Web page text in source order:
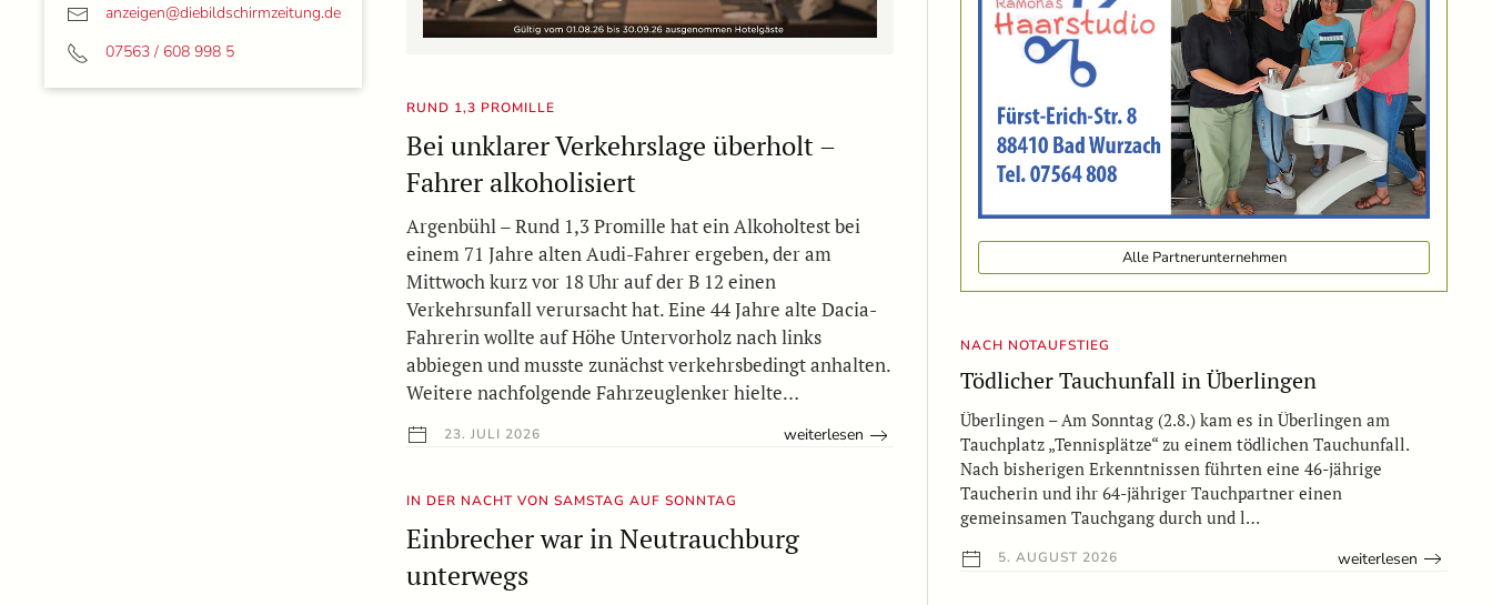
anzeigen@diebildschirmzeitung.de
07563 / 608 998 5
RUND 1,3 PROMILLE
Bei unklarer Verkehrslage überholt –
Fahrer alkoholisiert
Argenbühl – Rund 1,3 Promille hat ein Alkoholtest bei
einem 71 Jahre alten Audi-Fahrer ergeben, der am
Mittwoch kurz vor 18 Uhr auf der B 12 einen
Verkehrsunfall verursacht hat. Eine 44 Jahre alte Dacia-
Fahrerin wollte auf Höhe Untervorholz nach links
abbiegen und musste zunächst verkehrsbedingt anhalten.
Weitere nachfolgende Fahrzeuglenker hielte…
23. JULI 2026 weiterlesen
IN DER NACHT VON SAMSTAG AUF SONNTAG
Einbrecher war in Neutrauchburg
unterwegs
Alle Partnerunternehmen
NACH NOTAUFSTIEG
Tödlicher Tauchunfall in Überlingen
Überlingen – Am Sonntag (2.8.) kam es in Überlingen am
Tauchplatz „Tennisplätze“ zu einem tödlichen Tauchunfall.
Nach bisherigen Erkenntnissen führten eine 46-jährige
Taucherin und ihr 64-jähriger Tauchpartner einen
gemeinsamen Tauchgang durch und l…
5. AUGUST 2026 weiterlesen